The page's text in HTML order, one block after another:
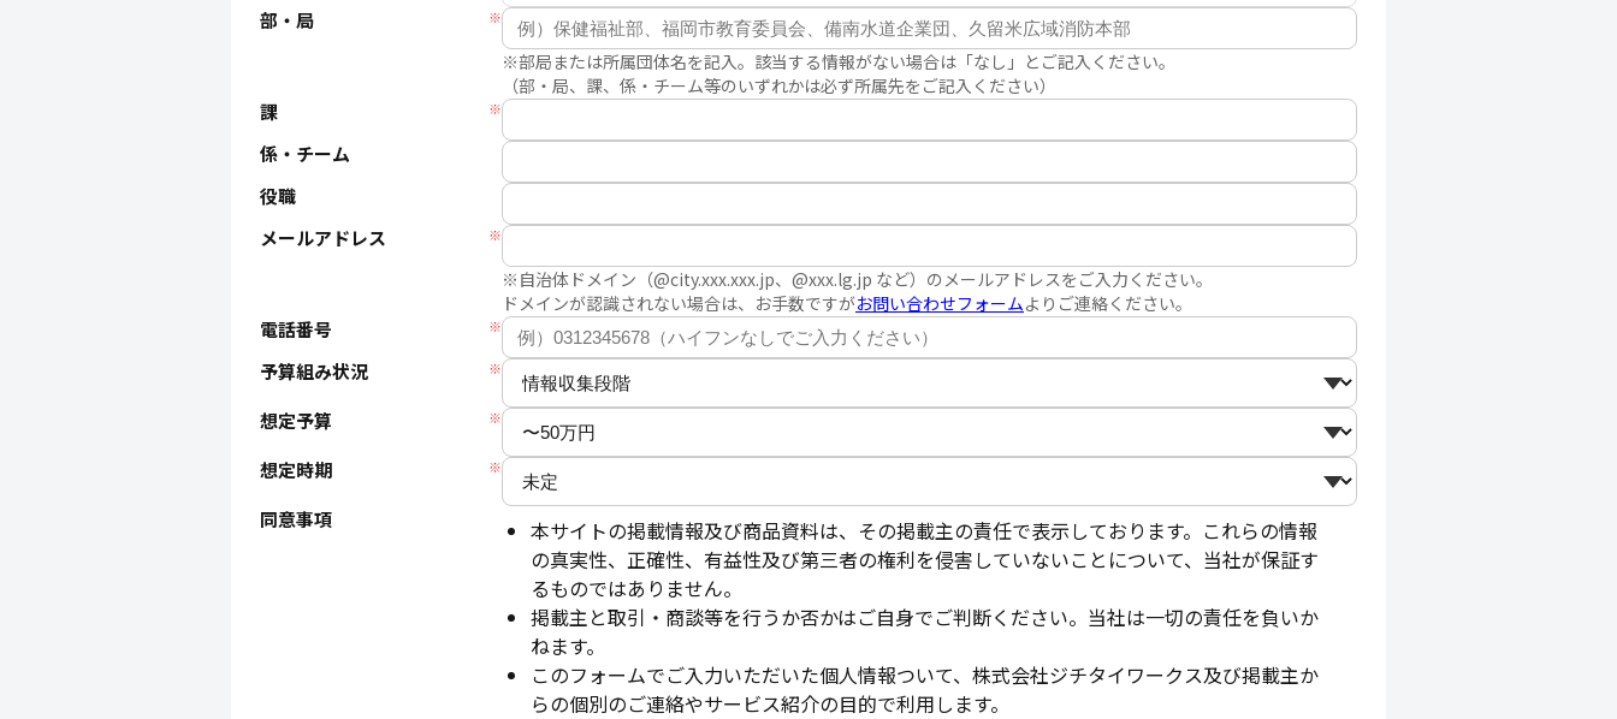
部・局 ※
※部局または所属団体名を記入。該当する情報がない場合は「なし」とご記入ください。
（部・局、課、係・チーム等のいずれかは必ず所属先をご記入ください）
課 ※
係・チーム
役職
メールアドレス
※
※自治体ドメイン（@city.xxx.xxx.jp、@xxx.lg.jp など）のメールアドレスをご入力ください。
ドメインが認識されない場合は、お手数ですがお問い合わせフォームよりご連絡ください。
電話番号 ※
予算組み状況 ※
想定予算 ※
想定時期 ※
同意事項
本サイトの掲載情報及び商品資料は、その掲載主の責任で表示しております。これらの情報
の真実性、正確性、有益性及び第三者の権利を侵害していないことについて、当社が保証す
るものではありません。
掲載主と取引・商談等を行うか否かはご自身でご判断ください。当社は一切の責任を負いか
ねます。
このフォームでご入力いただいた個人情報ついて、株式会社ジチタイワークス及び掲載主か
らの個別のご連絡やサービス紹介の目的で利用します。